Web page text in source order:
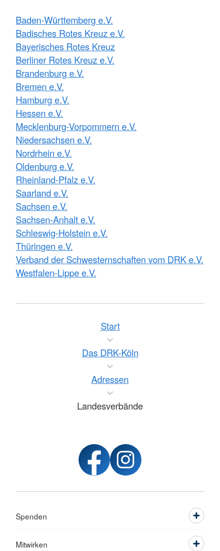
Baden-Württemberg e.V.
Badisches Rotes Kreuz e.V.
Bayerisches Rotes Kreuz
Berliner Rotes Kreuz e.V.
Brandenburg e.V.
Bremen e.V.
Hamburg e.V.
Hessen e.V.
Mecklenburg-Vorpommern e.V.
Niedersachsen e.V.
Nordrhein e.V.
Oldenburg e.V.
Rheinland-Pfalz e.V.
Saarland e.V.
Sachsen e.V.
Sachsen-Anhalt e.V.
Schleswig-Holstein e.V.
Thüringen e.V.
Verband der Schwesternschaften vom DRK e.V.
Westfalen-Lippe e.V.
Start
Das DRK-Köln
Adressen
Landesverbände
Spenden
Mitwirken